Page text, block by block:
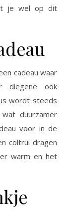
je wel op dit
cadeau waar
diegene ook
wordt steeds
duurzamer
voor in de
coltrui dragen
warm en het